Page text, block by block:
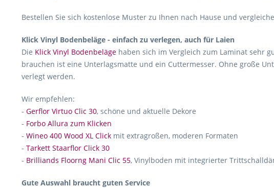
Bestellen Sie sich kostenlose Muster zu Ihnen nach Hause und
Klick Vinyl Bodenbeläge - einfach zu verlegen, auch für Laien
Die Klick Vinyl Bodenbeläge haben sich im Vergleich zum Laminat sehr
brauchen ist eine Unterlagsmatte und ein Cuttermesser. Ohne große
verlegt werden.
Wir empfehlen:
- Gerflor Virtuo Clic 30, schöne und aktuelle Dekore
- Forbo Allura zum Klicken
- Wineo 400 Wood XL Click mit extragroßen, moderen Formaten
- Tarkett Staarflor Click 30
- Brilliands Floorng Mani Clic 55, Vinylboden mit integrierter
Gute Auswahl braucht guten Service